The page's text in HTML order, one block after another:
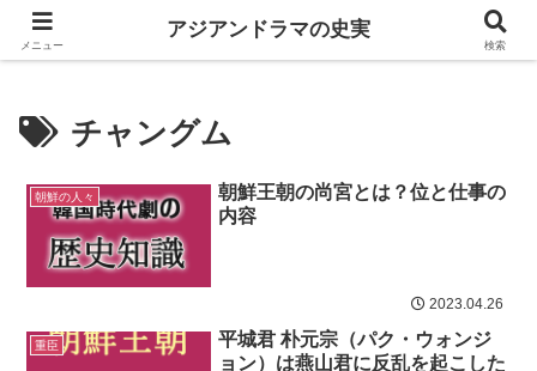
中国韓国歴史ドラマは史実を知るともっと楽しい
チャングム
朝鮮の人々
朝鮮王朝の尚宮とは？位と仕事の
内容
2023.04.26
重臣
平城君 朴元宗（パク・ウォンジ
ョン）は燕山君に反乱を起こした
メニュー
アジアンドラマの史実
検索